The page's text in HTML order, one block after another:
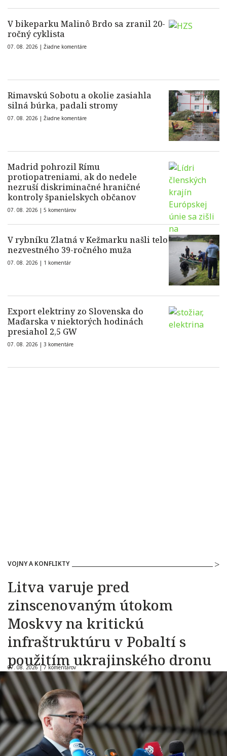
V bikeparku Malinô Brdo sa zranil 20-
ročný cyklista
07. 08. 2026 | Žiadne komentáre
Rimavskú Sobotu a okolie zasiahla
silná búrka, padali stromy
07. 08. 2026 | Žiadne komentáre
Madrid pohrozil Rímu
protiopatreniami, ak do nedele
nezruší diskriminačné hraničné
kontroly španielskych občanov
07. 08. 2026 | 5 komentárov
V rybníku Zlatná v Kežmarku našli telo
nezvestného 39-ročného muža
07. 08. 2026 | 1 komentár
Export elektriny zo Slovenska do
Maďarska v niektorých hodinách
presiahol 2,5 GW
07. 08. 2026 | 3 komentáre
VOJNY A KONFLIKTY
Litva varuje pred
zinscenovaným útokom
Moskvy na kritickú
infraštruktúru v Pobaltí s
použitím ukrajinského dronu
07. 08. 2026 |7 komentárov